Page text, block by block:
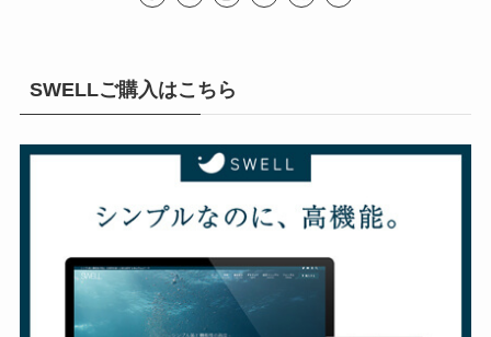
SWELLご購入はこちら